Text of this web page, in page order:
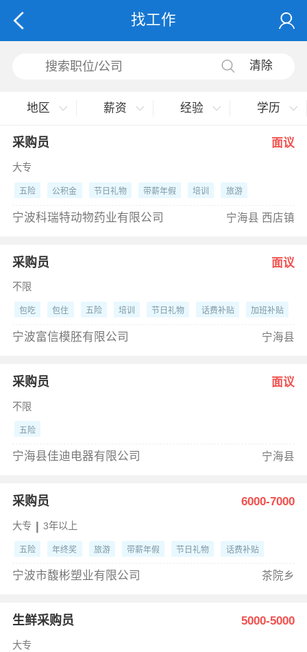
找工作
清除
地区 薪资 经验 学历
采购员 面议
大专
五险 公积金 节日礼物 带薪年假 培训 旅游
其他福利
宁波科瑞特动物药业有限公司 宁海县 西店镇
采购员 面议
不限
包吃 包住 五险 培训 节日礼物 话费补贴 加班补贴
办公高大上 员工餐厅
宁波富信模胚有限公司 宁海县
采购员 面议
不限
五险
宁海县佳迪电器有限公司 宁海县
采购员 6000-7000
大专 | 3年以上
五险 年终奖 旅游 带薪年假 节日礼物 话费补贴
8小时工作制
宁波市馥彬塑业有限公司 茶院乡
生鲜采购员 5000-5000
大专